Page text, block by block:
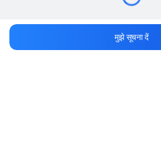
मुझे सूचना दें